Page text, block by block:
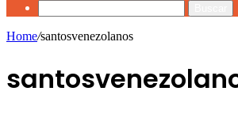
Home/santosvenezolanos